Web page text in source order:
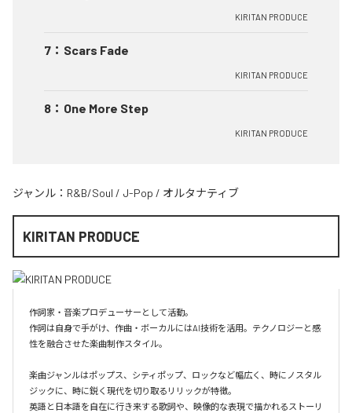
KIRITAN PRODUCE
7 ： Scars Fade
KIRITAN PRODUCE
8 ： One More Step
KIRITAN PRODUCE
ジャンル： R&B/Soul / J-Pop / オルタナティブ
KIRITAN PRODUCE
作詞家・音楽プロデューサーとして活動。
作詞は自身で手がけ、作曲・ボーカルにはAI技術を活用。テクノロジーと感
性を融合させた楽曲制作スタイル。
楽曲ジャンルはポップス、シティポップ、ロックなど幅広く、時にノスタル
ジックに、時に鋭く現代を切り取るリリックが特徴。
英語と日本語を自在に行き来する歌詞や、映像的な表現で描かれるストーリ